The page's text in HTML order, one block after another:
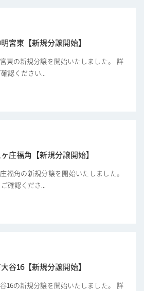
宮東【新規分譲開始】
宮東の新規分譲を開始いたしました。 詳
認ください...
庄福角【新規分譲開始】
福角の新規分譲を開始いたしました。
確認くださ...
谷16【新規分譲開始】
16の新規分譲を開始いたしました。 詳